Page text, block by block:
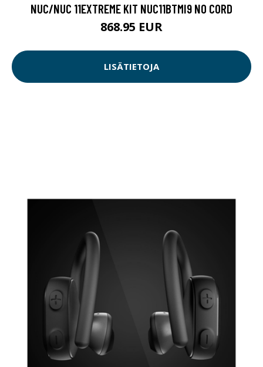
NUC/NUC 11EXTREME KIT NUC11BTMI9 NO CORD
868.95 EUR
LISÄTIETOJA